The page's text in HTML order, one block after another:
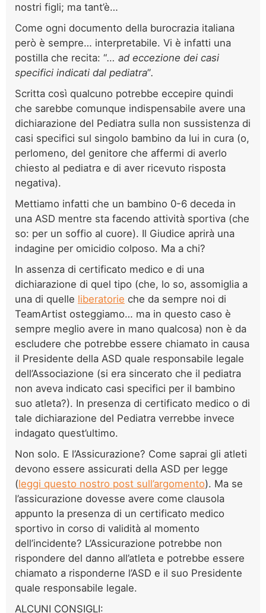
nostri figli; ma tant’è…
Come ogni documento della burocrazia italiana
però è sempre… interpretabile. Vi è infatti una
postilla che recita: “… ad eccezione dei casi
specifici indicati dal pediatra”.
Scritta così qualcuno potrebbe eccepire quindi
che sarebbe comunque indispensabile avere una
dichiarazione del Pediatra sulla non sussistenza di
casi specifici sul singolo bambino da lui in cura (o,
perlomeno, del genitore che affermi di averlo
chiesto al pediatra e di aver ricevuto risposta
negativa).
Mettiamo infatti che un bambino 0-6 deceda in
una ASD mentre sta facendo attività sportiva (che
so: per un soffio al cuore). Il Giudice aprirà una
indagine per omicidio colposo. Ma a chi?
In assenza di certificato medico e di una
dichiarazione di quel tipo (che, lo so, assomiglia a
una di quelle liberatorie che da sempre noi di
TeamArtist osteggiamo… ma in questo caso è
sempre meglio avere in mano qualcosa) non è da
escludere che potrebbe essere chiamato in causa
il Presidente della ASD quale responsabile legale
dell’Associazione (si era sincerato che il pediatra
non aveva indicato casi specifici per il bambino
suo atleta?). In presenza di certificato medico o di
tale dichiarazione del Pediatra verrebbe invece
indagato quest’ultimo.
Non solo. E l’Assicurazione? Come saprai gli atleti
devono essere assicurati della ASD per legge
(leggi questo nostro post sull’argomento). Ma se
l’assicurazione dovesse avere come clausola
appunto la presenza di un certificato medico
sportivo in corso di validità al momento
dell’incidente? L’Assicurazione potrebbe non
rispondere del danno all’atleta e potrebbe essere
chiamato a risponderne l’ASD e il suo Presidente
quale responsabile legale.
ALCUNI CONSIGLI: